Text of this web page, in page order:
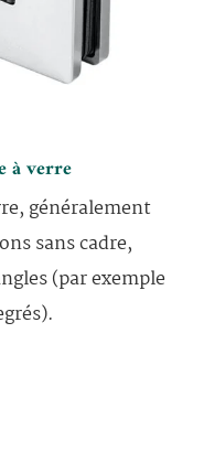
à verre
généralement
sans cadre,
(par exemple